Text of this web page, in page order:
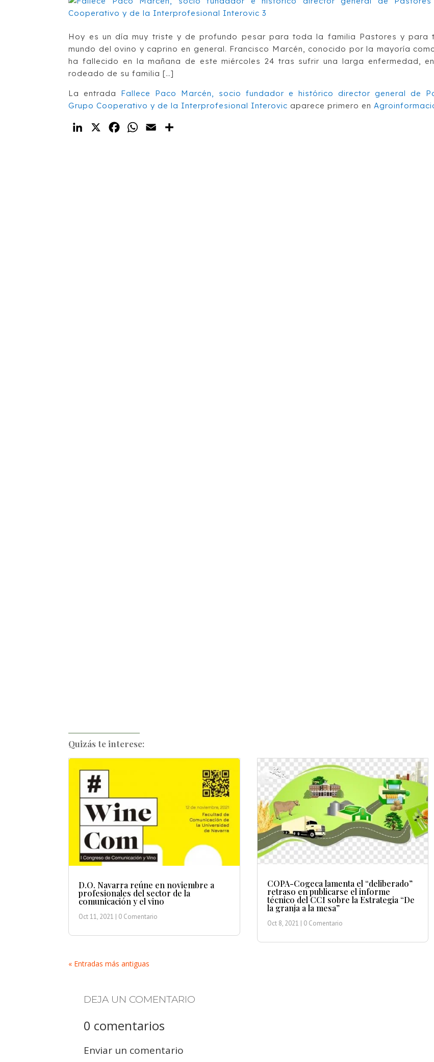
Hoy es un día muy triste y de profundo pesar para toda la familia Pastores y para
mundo del ovino y caprino en general. Francisco Marcén, conocido por la mayoría
ha fallecido en la mañana de este miércoles 24 tras sufrir una larga enfermedad,
rodeado de su familia […]
La entrada Fallece Paco Marcén, socio fundador e histórico director general de
Grupo Cooperativo y de la Interprofesional Interovic aparece primero en
LinkedIn
X FacebookWhatsApp
Email
Quizás te interese:
D.O. Navarra reúne en noviembre a
profesionales del sector de la
comunicación y el vino
Oct 11, 2021 | 0 Comentario
COPA-Cogeca lamenta el “deliberado”
retraso en publicarse el informe
técnico del CCI sobre la Estrategia “De
la granja a la mesa”
Oct 8, 2021 | 0 Comentario
« Entradas más antiguas
DEJA UN COMENTARIO
0 comentarios
Enviar un comentario